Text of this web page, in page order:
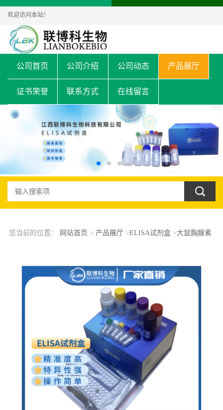
欢迎访问本站！
公司首页 公司介绍 公司动态 产品展厅
证书荣誉 联系方式 在线留言
您当前的位置： 网站首页 > 产品展厅 >ELISA试剂盒>大鼠胸腺素